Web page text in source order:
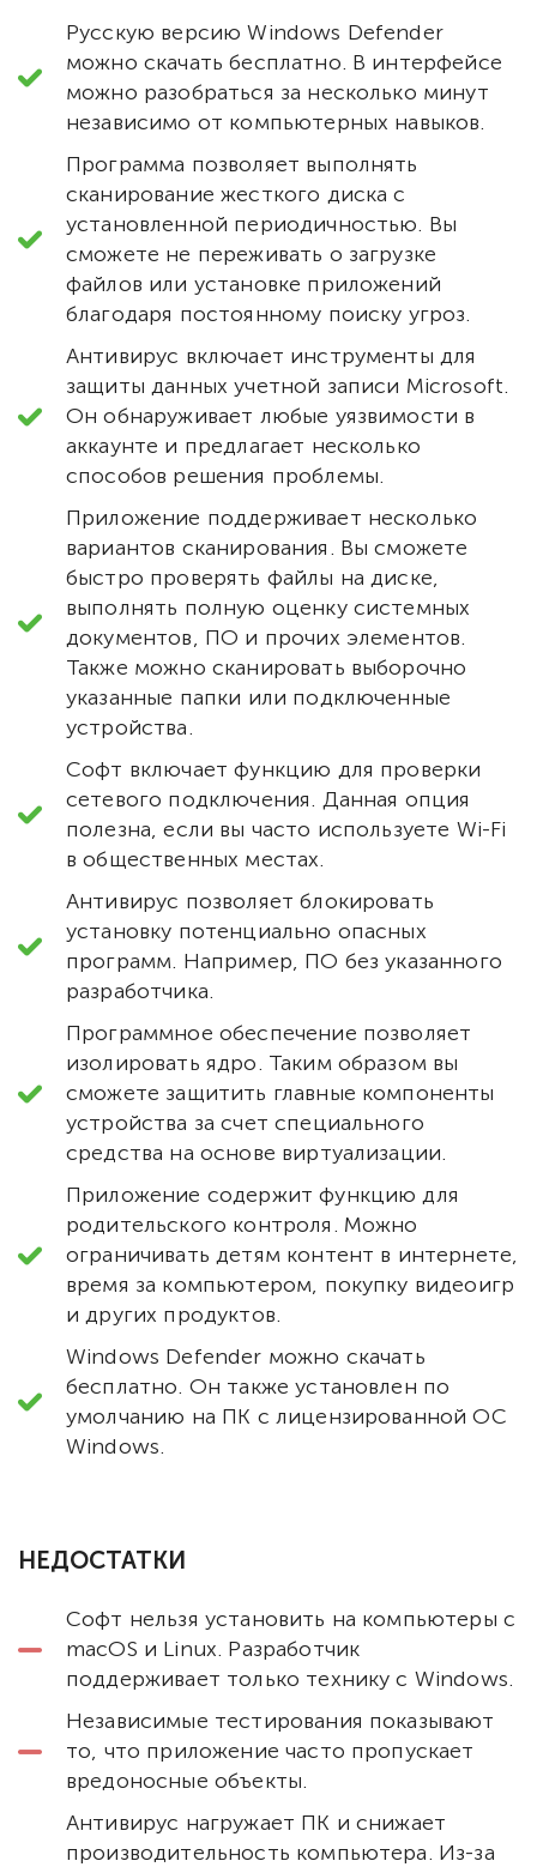
Русскую версию Windows Defender
можно скачать бесплатно. В интерфейсе
можно разобраться за несколько минут
независимо от компьютерных навыков.
Программа позволяет выполнять
сканирование жесткого диска с
установленной периодичностью. Вы
сможете не переживать о загрузке
файлов или установке приложений
благодаря постоянному поиску угроз.
Антивирус включает инструменты для
защиты данных учетной записи Microsoft.
Он обнаруживает любые уязвимости в
аккаунте и предлагает несколько
способов решения проблемы.
Приложение поддерживает несколько
вариантов сканирования. Вы сможете
быстро проверять файлы на диске,
выполнять полную оценку системных
документов, ПО и прочих элементов.
Также можно сканировать выборочно
указанные папки или подключенные
устройства.
Софт включает функцию для проверки
сетевого подключения. Данная опция
полезна, если вы часто используете Wi-Fi
в общественных местах.
Антивирус позволяет блокировать
установку потенциально опасных
программ. Например, ПО без указанного
разработчика.
Программное обеспечение позволяет
изолировать ядро. Таким образом вы
сможете защитить главные компоненты
устройства за счет специального
средства на основе виртуализации.
Приложение содержит функцию для
родительского контроля. Можно
ограничивать детям контент в интернете,
время за компьютером, покупку видеоигр
и других продуктов.
Windows Defender можно скачать
бесплатно. Он также установлен по
умолчанию на ПК с лицензированной ОС
Windows.
НЕДОСТАТКИ
Софт нельзя установить на компьютеры с
macOS и Linux. Разработчик
поддерживает только технику с Windows.
Независимые тестирования показывают
то, что приложение часто пропускает
вредоносные объекты.
Антивирус нагружает ПК и снижает
производительность компьютера. Из-за